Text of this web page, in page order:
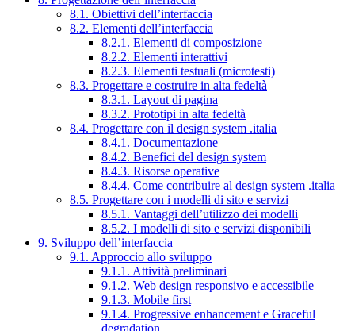
8.1. Obiettivi dell’interfaccia
8.2. Elementi dell’interfaccia
8.2.1. Elementi di composizione
8.2.2. Elementi interattivi
8.2.3. Elementi testuali (microtesti)
8.3. Progettare e costruire in alta fedeltà
8.3.1. Layout di pagina
8.3.2. Prototipi in alta fedeltà
8.4. Progettare con il design system .italia
8.4.1. Documentazione
8.4.2. Benefici del design system
8.4.3. Risorse operative
8.4.4. Come contribuire al design system .italia
8.5. Progettare con i modelli di sito e servizi
8.5.1. Vantaggi dell’utilizzo dei modelli
8.5.2. I modelli di sito e servizi disponibili
9. Sviluppo dell’interfaccia
9.1. Approccio allo sviluppo
9.1.1. Attività preliminari
9.1.2. Web design responsivo e accessibile
9.1.3. Mobile first
9.1.4. Progressive enhancement e Graceful
degradation